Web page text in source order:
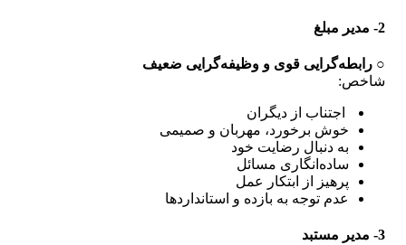
2- مدیر مبلغ
○ رابطه‌گرایی قوی و وظیفه‌گرایی ضعیف
شاخص:
اجتناب از دیگران
خوش برخورد، مهربان و صمیمی
به دنبال رضایت خود
ساده‌انگاری مسائل
پرهیز از ابتکار عمل
عدم توجه به بازده و استانداردها
3- مدیر مستبد